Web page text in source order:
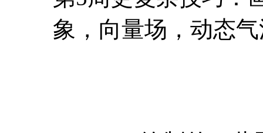
图等